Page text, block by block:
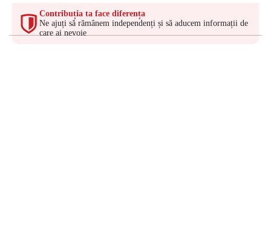
Contribuția ta face diferența
Ne ajuți să rămânem independenți și să aducem informații de
care ai nevoie